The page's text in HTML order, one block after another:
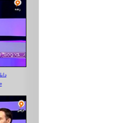
گفت‌وگو با